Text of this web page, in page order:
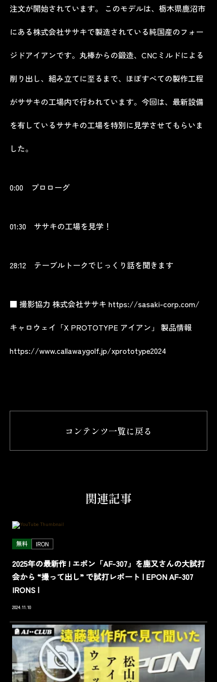
注文が開始されています。 このモデルは、栃木県鹿沼市
にある株式会社ササキで製造されている純国産のフォー
ジドアイアンです。丸棒からの鍛造、CNCミルドによる
削り出し、組み立てに至るまで、ほぼすべての製作工程
がササキの工場内で行われています。今回は、最新設備
を有しているササキの工場を特別に見学させてもらいま
した。
0:00 プロローグ
01:30 ササキの工場を見学！
28:12 テーブルトークでじっくり話を聞きます
■ 撮影協力 株式会社ササキ https://sasaki-corp.com/
キャロウェイ「X PROTOTYPE アイアン」 製品情報
https://www.callawaygolf.jp/xprototype2024
コンテンツ一覧に戻る
関連記事
無料 IRON
2025年の最新作 ! エポン「AF-307」を鹿又さんの大試打
会から “撮って出し” で試打レポート | EPON AF-307
IRONS |
2024.11.10